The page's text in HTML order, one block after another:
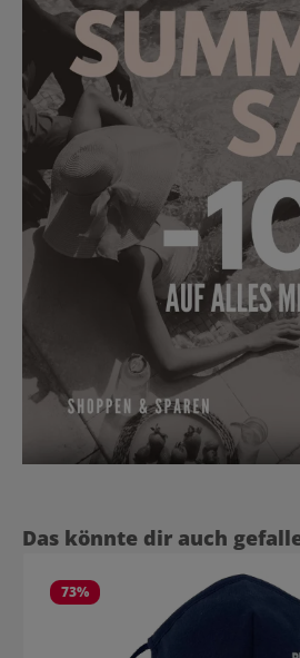
Produktgalerie überspringen
Das könnte dir auch
73%